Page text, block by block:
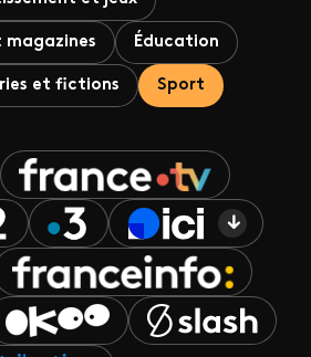
magazines Éducation
et fictions Sport